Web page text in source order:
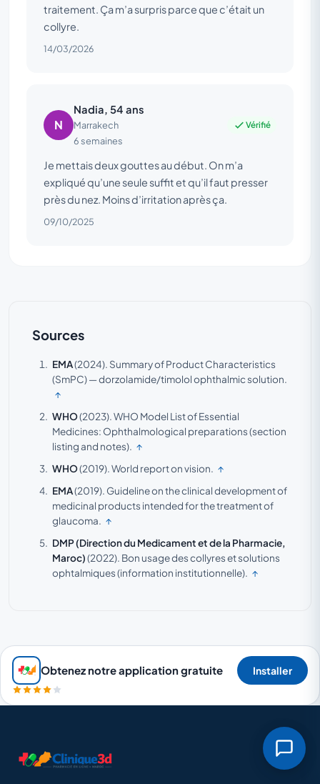
traitement. Ça m’a surpris parce que c’était un
collyre.
14/03/2026
N
Nadia, 54 ans
Marrakech
6 semaines
Vérifié
Je mettais deux gouttes au début. On m’a
expliqué qu’une seule suffit et qu’il faut presser
près du nez. Moins d’irritation après ça.
09/10/2025
Sources
EMA(2024). Summary of Product Characteristics
(SmPC) — dorzolamide/timolol ophthalmic solution.
↑
WHO(2023).WHO Model List of Essential
Medicines: Ophthalmological preparations (section
listing and notes). ↑
WHO(2019).World report on vision. ↑
EMA(2019). Guideline on the clinical development of
medicinal products intended for the treatment of
glaucoma. ↑
DMP (Direction du Medicament et de la Pharmacie,
Maroc)(2022). Bon usage des collyres et solutions
ophtalmiques (information institutionnelle). ↑
Obtenez notre application gratuite Installer